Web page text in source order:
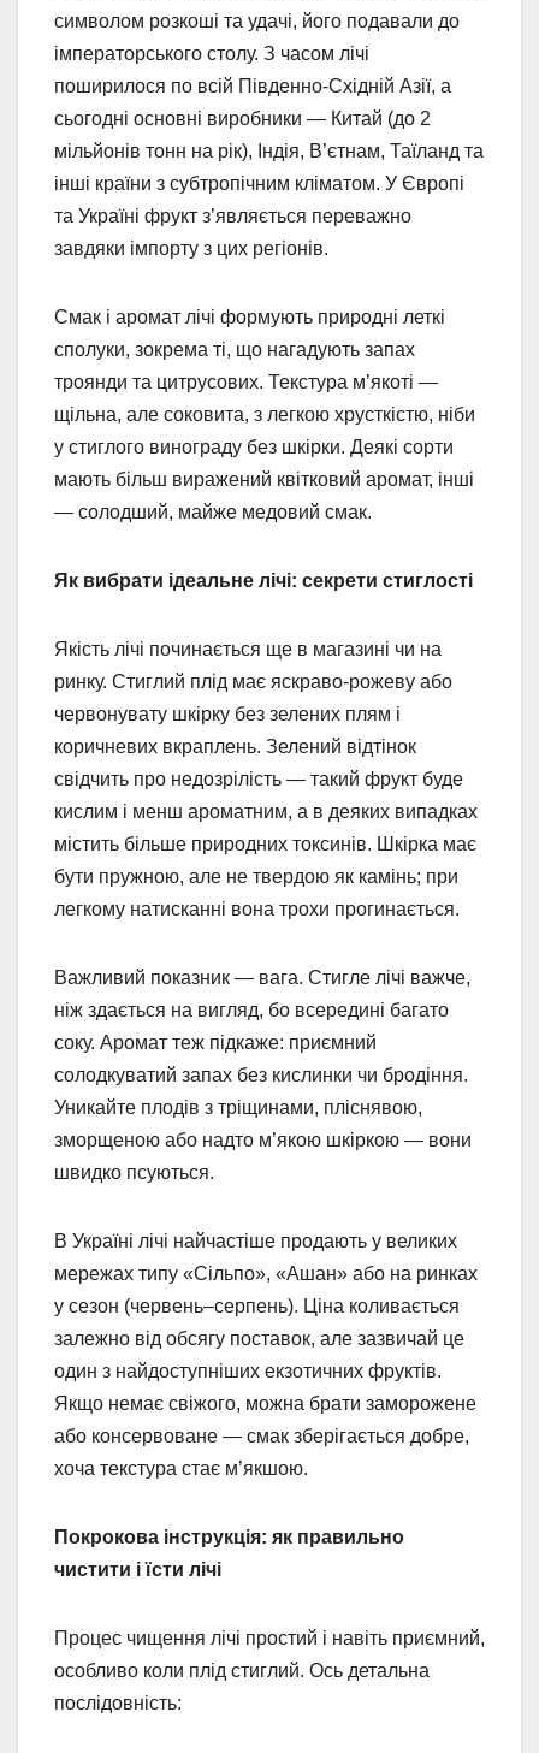
символом розкоші та удачі, його подавали до
імператорського столу. З часом лічі
поширилося по всій Південно-Східній Азії, а
сьогодні основні виробники — Китай (до 2
мільйонів тонн на рік), Індія, В’єтнам, Таїланд та
інші країни з субтропічним кліматом. У Європі
та Україні фрукт з’являється переважно
завдяки імпорту з цих регіонів.
Смак і аромат лічі формують природні леткі
сполуки, зокрема ті, що нагадують запах
троянди та цитрусових. Текстура м’якоті —
щільна, але соковита, з легкою хрусткістю, ніби
у стиглого винограду без шкірки. Деякі сорти
мають більш виражений квітковий аромат, інші
— солодший, майже медовий смак.
Як вибрати ідеальне лічі: секрети стиглості
Якість лічі починається ще в магазині чи на
ринку. Стиглий плід має яскраво-рожеву або
червонувату шкірку без зелених плям і
коричневих вкраплень. Зелений відтінок
свідчить про недозрілість — такий фрукт буде
кислим і менш ароматним, а в деяких випадках
містить більше природних токсинів. Шкірка має
бути пружною, але не твердою як камінь; при
легкому натисканні вона трохи прогинається.
Важливий показник — вага. Стигле лічі важче,
ніж здається на вигляд, бо всередині багато
соку. Аромат теж підкаже: приємний
солодкуватий запах без кислинки чи бродіння.
Уникайте плодів з тріщинами, пліснявою,
зморщеною або надто м’якою шкіркою — вони
швидко псуються.
В Україні лічі найчастіше продають у великих
мережах типу «Сільпо», «Ашан» або на ринках
у сезон (червень–серпень). Ціна коливається
залежно від обсягу поставок, але зазвичай це
один з найдоступніших екзотичних фруктів.
Якщо немає свіжого, можна брати заморожене
або консервоване — смак зберігається добре,
хоча текстура стає м’якшою.
Покрокова інструкція: як правильно
чистити і їсти лічі
Процес чищення лічі простий і навіть приємний,
особливо коли плід стиглий. Ось детальна
послідовність: